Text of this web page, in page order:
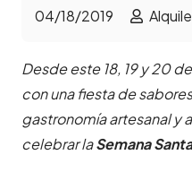
04/18/2019
Desde este 18, 19 y 20
con una fiesta de
gastronomía artesanal y
celebrar laSemana